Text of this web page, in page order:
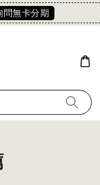
問無卡分期